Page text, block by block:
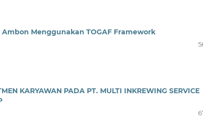
Menggunakan TOGAF Framework
KARYAWAN PADA PT. MULTI INKREWING SERVICE